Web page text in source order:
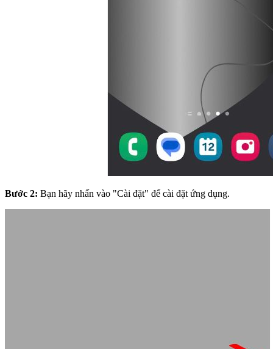
Bước 2: Bạn hãy nhấn vào "Cài đặt" để cài đặt ứng dụng.